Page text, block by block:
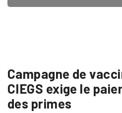
Campagne de
CIEGS exige le
des primes